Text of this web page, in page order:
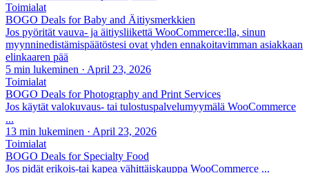
Toimialat
BOGO Deals for Baby and Äitiysmerkkien
Jos pyörität vauva- ja äitiysliikettä WooCommerce:lla, sinun
myynninedistämispäätöstesi ovat yhden ennakoitavimman asiakkaan
elinkaaren pää
5 min lukeminen · April 23, 2026
Toimialat
BOGO Deals for Photography and Print Services
Jos käytät valokuvaus- tai tulostuspalvelumyymälä WooCommerce
...
13 min lukeminen · April 23, 2026
Toimialat
BOGO Deals for Specialty Food
Jos pidät erikois-tai kapea vähittäiskauppa WooCommerce ...